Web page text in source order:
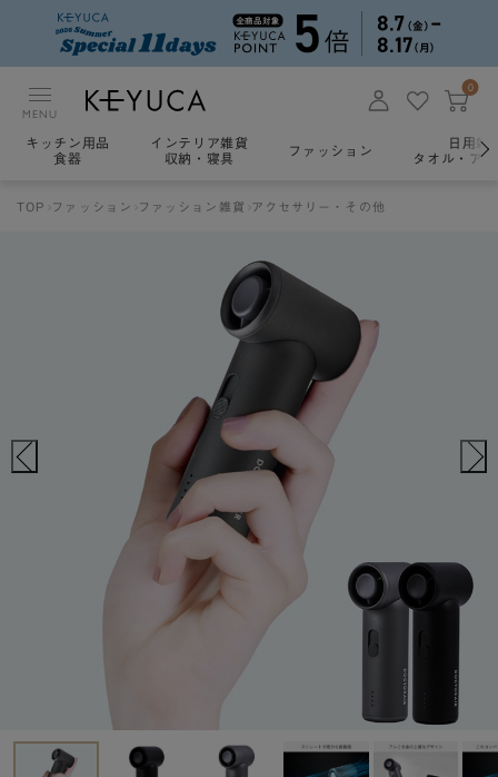
MENU
0
キッチン用品
食器
インテリア雑貨
収納・寝具
ファッション
日用雑
タオル・ア
TOP ファッション ファッション雑貨 アクセサリー・その他